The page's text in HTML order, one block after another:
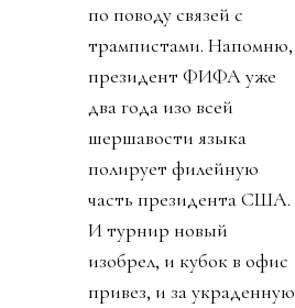
по поводу связей с
трампистами. Напомню,
президент ФИФА уже
два года изо всей
шершавости языка
полирует филейную
часть президента США.
И турнир новый
изобрел, и кубок в офис
привез, и за украденную